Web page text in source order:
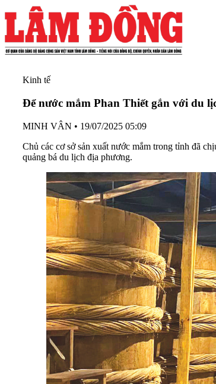
Kinh tế
Để nước mắm Phan Thiết gắn với du
MINH VÂN • 19/07/2025 05:09
Chủ các cơ sở sản xuất nước mắm trong tỉnh đã
quảng bá du lịch địa phương.